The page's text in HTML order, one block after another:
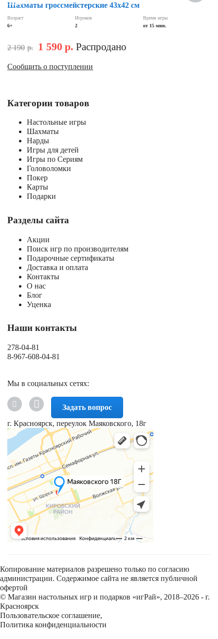
Скидка
Шахматы гроссмейстерские 43х42 см
Возраст
6+
Игроков
2
Время игры
от 15 мин.
2 190 р. 1 590 р. Распродано
Сообщить о поступлении
Категории товаров
Настольные игры
Шахматы
Нарды
Игры для детей
Игры по Сериям
Головоломки
Покер
Карты
Подарки
Разделы сайта
Акции
Поиск игр по производителям
Подарочные сертификаты
Доставка и оплата
Контакты
О нас
Блог
Уценка
Наши контакты
278-04-81
8-967-608-04-81
Мы в социальных сетях:
Задать вопрос
г. Красноярск, переулок Маяковского, 18г
Копирование материалов разрешено только по согласию
администрации. Содержимое сайта не является публичной
офертой
© Магазин настольных игр и подарков «игРай», 2018–2026 - г.
Красноярск
Пользовательское соглашение,
Политика конфиденциальности